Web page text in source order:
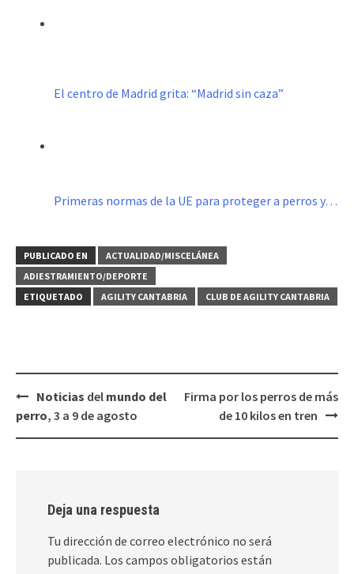
El centro de Madrid grita: “Madrid sin caza”
Primeras normas de la UE para proteger a perros y…
PUBLICADO EN
ACTUALIDAD/MISCELÁNEA
ADIESTRAMIENTO/DEPORTE
ETIQUETADO
AGILITY CANTABRIA CLUB DE AGILITY CANTABRIA
Navegación
de
entradas
Noticias del mundo del
perro, 3 a 9 de agosto
Firma por los perros de más
de 10 kilos en tren
Deja una respuesta
Tu dirección de correo electrónico no será
publicada. Los campos obligatorios están